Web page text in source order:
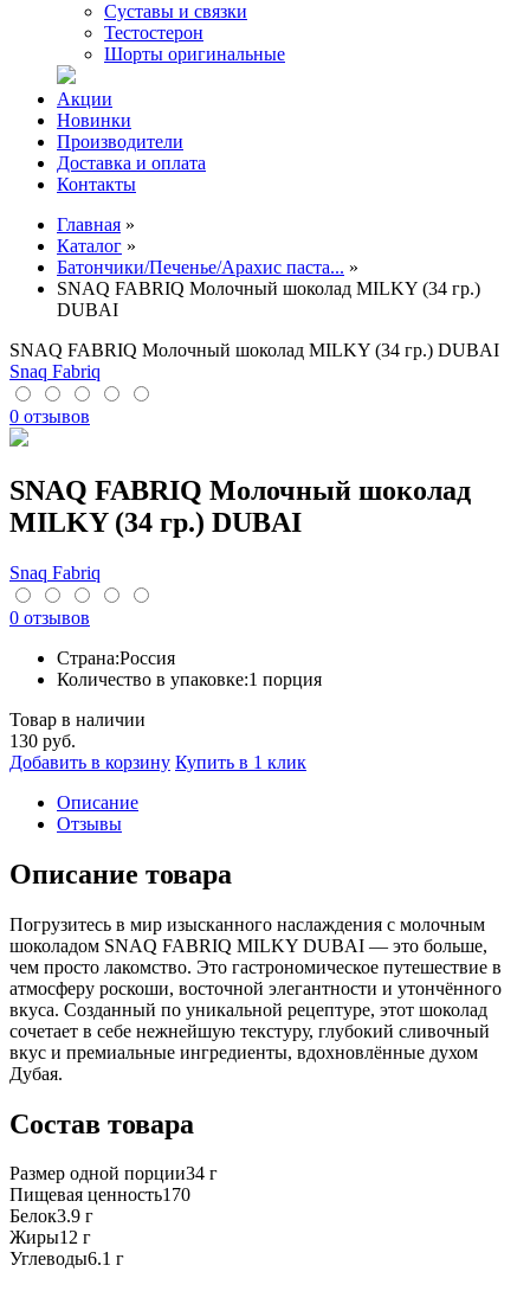
Суставы и связки
Тестостерон
Шорты оригинальные
Акции
Новинки
Производители
Доставка и оплата
Контакты
Главная »
Каталог »
Батончики/Печенье/Арахис паста... »
SNAQ FABRIQ Молочный шоколад MILKY (34 гр.)
DUBAI
SNAQ FABRIQ Молочный шоколад MILKY (34 гр.) DUBAI
Snaq Fabriq
0 отзывов
SNAQ FABRIQ Молочный шоколад
MILKY (34 гр.) DUBAI
Snaq Fabriq
0 отзывов
Страна:Россия
Количество в упаковке:1 порция
Товар в наличии
130 руб.
Добавить в корзину Купить в 1 клик
Описание
Отзывы
Описание товара
Погрузитесь в мир изысканного наслаждения с молочным
шоколадом SNAQ FABRIQ MILKY DUBAI — это больше,
чем просто лакомство. Это гастрономическое путешествие в
атмосферу роскоши, восточной элегантности и утончённого
вкуса. Созданный по уникальной рецептуре, этот шоколад
сочетает в себе нежнейшую текстуру, глубокий сливочный
вкус и премиальные ингредиенты, вдохновлённые духом
Дубая.
Состав товара
Размер одной порции34 г
Пищевая ценность170
Белок3.9 г
Жиры12 г
Углеводы6.1 г